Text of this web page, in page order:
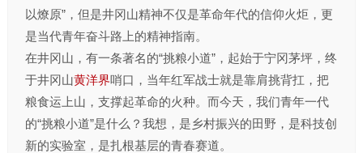
以燎原”，但是井冈山精神不仅是革命年代的信仰火炬，更
是当代青年奋斗路上的精神指南。
在井冈山，有一条著名的“挑粮小道”，起始于宁冈茅坪，终
于井冈山黄洋界哨口，当年红军战士就是靠肩挑背扛，把
粮食运上山，支撑起革命的火种。而今天，我们青年一代
的“挑粮小道”是什么？我想，是乡村振兴的田野，是科技创
新的实验室，是扎根基层的青春赛道。